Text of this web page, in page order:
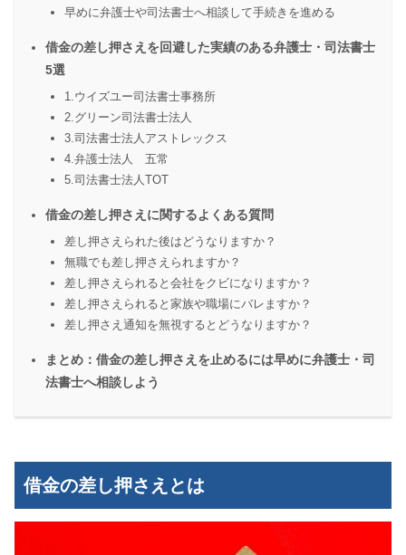
早めに弁護士や司法書士へ相談して手続きを進める
借金の差し押さえを回避した実績のある弁護士・司法書士
5選
1.ウイズユー司法書士事務所
2.グリーン司法書士法人
3.司法書士法人アストレックス
4.弁護士法人 五常
5.司法書士法人TOT
借金の差し押さえに関するよくある質問
差し押さえられた後はどうなりますか？
無職でも差し押さえられますか？
差し押さえられると会社をクビになりますか？
差し押さえられると家族や職場にバレますか？
差し押さえ通知を無視するとどうなりますか？
まとめ：借金の差し押さえを止めるには早めに弁護士・司
法書士へ相談しよう
借金の差し押さえとは